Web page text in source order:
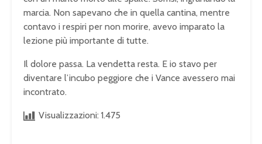
marcia. Non sapevano che in quella cantina, mentre
contavo i respiri per non morire, avevo imparato la
lezione più importante di tutte.
Il dolore passa. La vendetta resta. E io stavo per
diventare l’incubo peggiore che i Vance avessero mai
incontrato.
Visualizzazioni: 1.475